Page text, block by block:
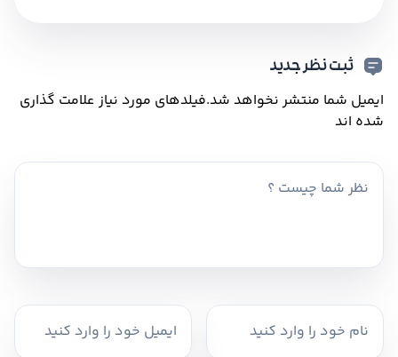
ثبت نظر جدید
ایمیل شما منتشر نخواهد شد.فیلدهای مورد نیاز علامت گذاری
شده اند